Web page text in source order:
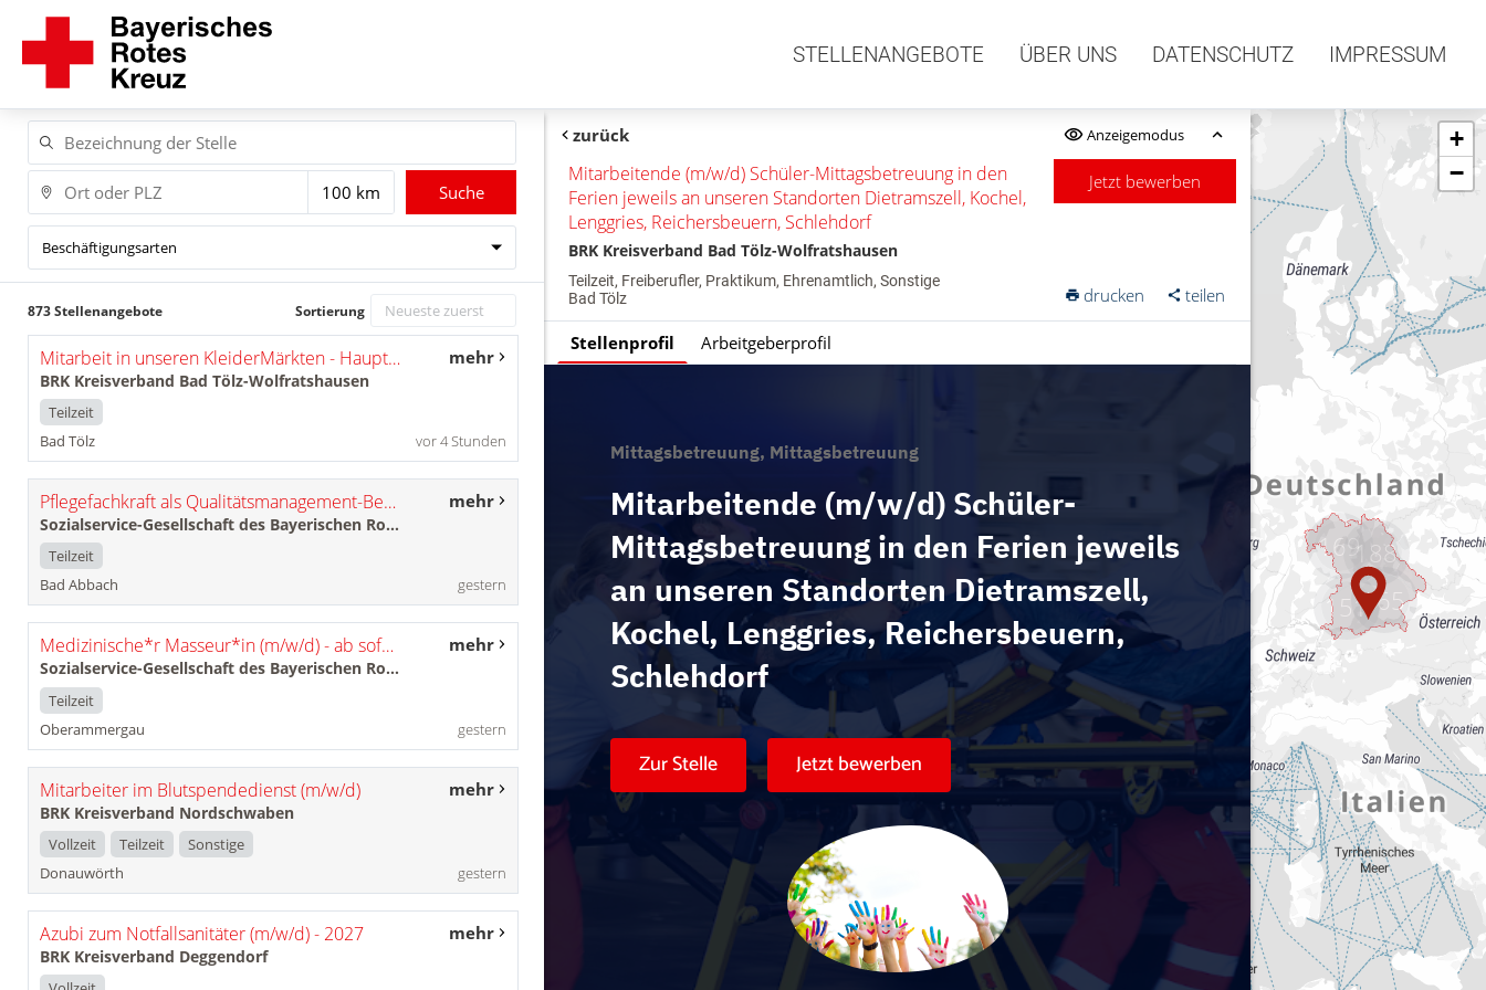
STELLENANGEBOTE ÜBER UNS DATENSCHUTZ IMPRESSUM
Suche
Beschäftigungsarten
873 Stellenangebote Sortierung
Mitarbeit in unseren KleiderMärkten - Hauptstandort Bad Tölz (m/w/d)
BRK Kreisverband Bad Tölz-Wolfratshausen
Teilzeit
Bad Tölz
mehr
vor 4 Stunden
Pflegefachkraft als Qualitätsmanagement-Beauftragte*r (m/w/d)
Sozialservice-Gesellschaft des Bayerischen Roten Kreuzes GmbH
Teilzeit
Bad Abbach
mehr
gestern
Medizinische*r Masseur*in (m/w/d) - ab sofort -
Sozialservice-Gesellschaft des Bayerischen Roten Kreuzes GmbH
Teilzeit
Oberammergau
mehr
gestern
Mitarbeiter im Blutspendedienst (m/w/d)
BRK Kreisverband Nordschwaben
Vollzeit Teilzeit
Sonstige
Donauwörth
mehr
gestern
Azubi zum Notfallsanitäter (m/w/d) - 2027
BRK Kreisverband Deggendorf
mehr
zurück Anzeigemodus
Mitarbeitende (m/w/d) Schüler-Mittagsbetreuung in den
Ferien jeweils an unseren Standorten Dietramszell, Kochel,
Lenggries, Reichersbeuern, Schlehdorf
BRK Kreisverband Bad Tölz-Wolfratshausen
Teilzeit, Freiberufler, Praktikum, Ehrenamtlich, Sonstige
Bad Tölz
Jetzt bewerben
drucken teilen
Stellenprofil Arbeitgeberprofil
365
188
169
151
+
−